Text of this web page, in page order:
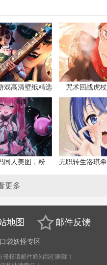
戏高清壁纸精选 咒术回战虎
明日方舟终末地伊冯同人美图，粉毛恶魔伊冯
更多
地图 邮件反馈
口袋妖怪专区
权请邮件通知我们删除！